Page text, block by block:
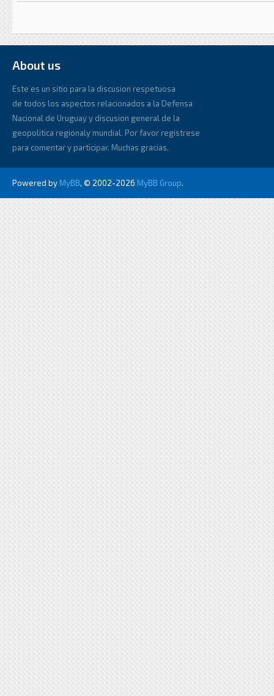
About us
Este es un sitio para la discusion respetuosa
de todos los aspectos relacionados a la Defensa
Nacional de Uruguay y discusion general de la
geopolitica regionaly mundial. Por favor registrese
para comentar y participar. Muchas gracias.
Powered by MyBB, © 2002-2026 MyBB Group.